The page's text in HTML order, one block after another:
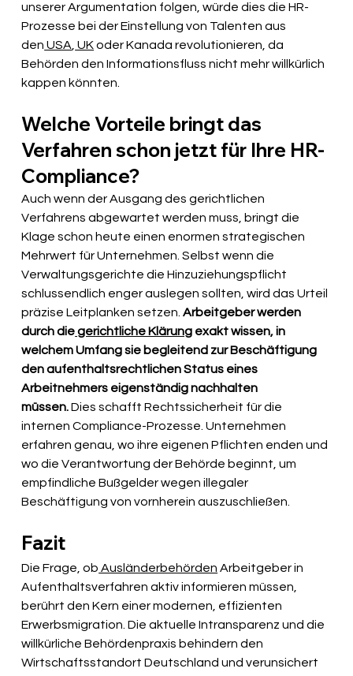
unserer Argumentation folgen, würde dies die HR-
Prozesse bei der Einstellung von Talenten aus
den USA UK oder Kanada revolutionieren, da
Behörden den Informationsfluss nicht mehr willkürlich
kappen könnten.
Welche Vorteile bringt das
Verfahren schon jetzt für Ihre HR-
Compliance?
Auch wenn der Ausgang des gerichtlichen
Verfahrens abgewartet werden muss, bringt die
Klage schon heute einen enormen strategischen
Mehrwert für Unternehmen. Selbst wenn die
Verwaltungsgerichte die Hinzuziehungspflicht
schlussendlich enger auslegen sollten, wird das Urteil
präzise Leitplanken setzen. Arbeitgeber werden
durch die gerichtliche Klärung exakt wissen, in
welchem Umfang sie begleitend zur Beschäftigung
den aufenthaltsrechtlichen Status eines
Arbeitnehmers eigenständig nachhalten
müssen. Dies schafft Rechtssicherheit für die
internen Compliance-Prozesse. Unternehmen
erfahren genau, wo ihre eigenen Pflichten enden und
wo die Verantwortung der Behörde beginnt, um
empfindliche Bußgelder wegen illegaler
Beschäftigung von vornherein auszuschließen.
Fazit
Die Frage, ob Ausländerbehörden Arbeitgeber in
Aufenthaltsverfahren aktiv informieren müssen,
berührt den Kern einer modernen, effizienten
Erwerbsmigration. Die aktuelle Intransparenz und die
willkürliche Behördenpraxis behindern den
Wirtschaftsstandort Deutschland und verunsichert